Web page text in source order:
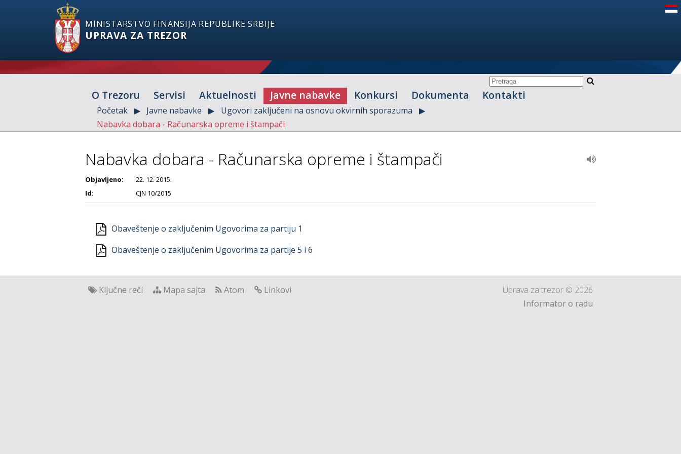
MINISTARSTVO FINANSIJA REPUBLIKE SRBIJE
UPRAVA ZA TREZOR
O Trezoru Servisi Aktuelnosti Javne nabavke Konkursi Dokumenta Kontakti
Početak Javne nabavke
Ugovori zaključeni na osnovu okvirnih sporazuma
Nabavka dobara - Računarska opreme i štampači
Nabavka dobara - Računarska opreme i štampači
Objavljeno:
22. 12. 2015.
Id:
CJN 10/2015
Obaveštenje o zaključenim Ugovorima za partiju 1
Obaveštenje o zaključenim Ugovorima za partije 5 i 6
Ključne reči Mapa sajta Atom Linkovi
Uprava za trezor © 2026
Informator o radu